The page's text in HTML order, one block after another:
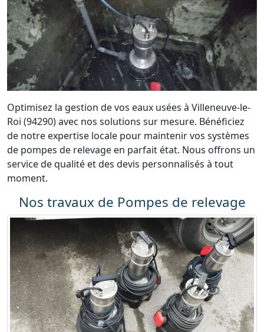
Optimisez la gestion de vos eaux usées à Villeneuve-le-
Roi (94290) avec nos solutions sur mesure. Bénéficiez
de notre expertise locale pour maintenir vos systèmes
de pompes de relevage en parfait état. Nous offrons un
service de qualité et des devis personnalisés à tout
moment.
Nos travaux de Pompes de relevage